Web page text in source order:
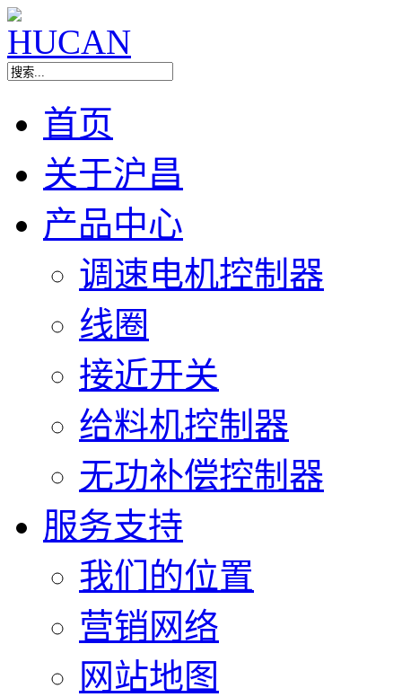
首页
关于沪昌
产品中心
调速电机控制器
线圈
接近开关
给料机控制器
无功补偿控制器
服务支持
我们的位置
营销网络
网站地图